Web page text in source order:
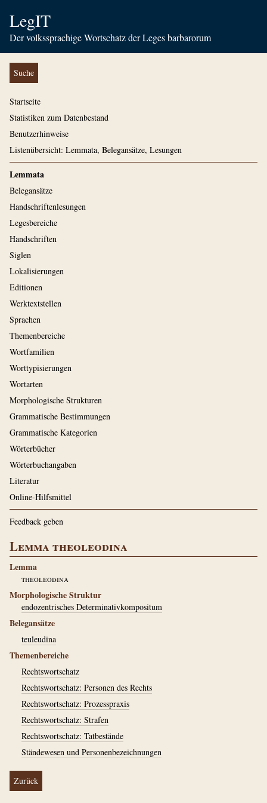
LegIT
Der volkssprachige Wortschatz der Leges barbarorum
Suche
Startseite
Statistiken zum Datenbestand
Benutzerhinweise
Listenübersicht: Lemmata, Belegansätze, Lesungen
Lemmata
Belegansätze
Handschriftenlesungen
Legesbereiche
Handschriften
Siglen
Lokalisierungen
Editionen
Werktextstellen
Sprachen
Themenbereiche
Wortfamilien
Worttypisierungen
Wortarten
Morphologische Strukturen
Grammatische Bestimmungen
Grammatische Kategorien
Wörterbücher
Wörterbuchangaben
Literatur
Online-Hilfsmittel
Feedback geben
Lemma theoleodina
Lemma
theoleodina
Morphologische Struktur
endozentrisches Determinativkompositum
Belegansätze
teuleudina
Themenbereiche
Rechtswortschatz
Rechtswortschatz: Personen des Rechts
Rechtswortschatz: Prozesspraxis
Rechtswortschatz: Strafen
Rechtswortschatz: Tatbestände
Ständewesen und Personenbezeichnungen
Zurück